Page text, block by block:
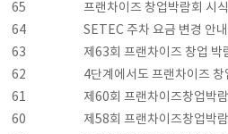
65
프랜차이즈 창업박람회 시
64
SETEC 주차 요금 변경 안내
63
제63회 프랜차이즈 창업 박
62
4단계에서도 프랜차이즈
61
제60회 프랜차이즈창업박
60
제58회 프랜차이즈창업박